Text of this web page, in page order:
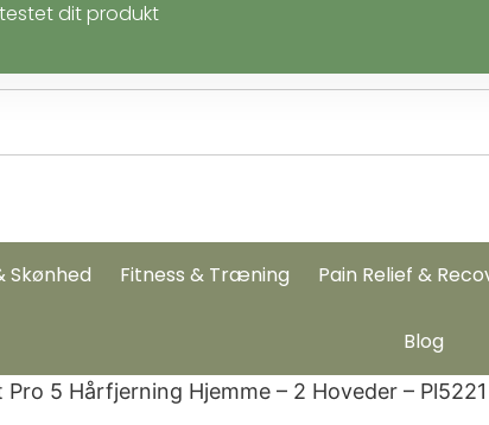
dit produkt
Skønhed Fitness & Træning Pain Relief &
Blog
Pro 5 Hårfjerning Hjemme – 2 Hoveder –